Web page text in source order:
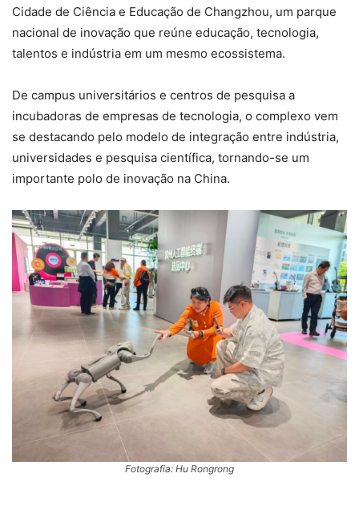
Cidade de Ciência e Educação de Changzhou, um parque
nacional de inovação que reúne educação, tecnologia,
talentos e indústria em um mesmo ecossistema.
De campus universitários e centros de pesquisa a
incubadoras de empresas de tecnologia, o complexo vem
se destacando pelo modelo de integração entre indústria,
universidades e pesquisa científica, tornando-se um
importante polo de inovação na China.
Fotografia: Hu Rongrong